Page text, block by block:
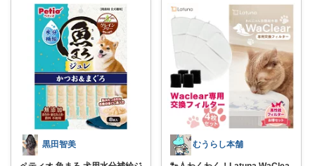
黒田智美 むうらし本舗